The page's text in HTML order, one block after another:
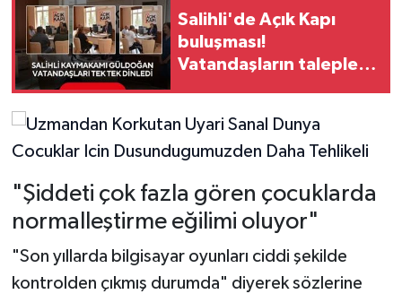
Salihli'de Açık Kapı
buluşması!
Vatandaşların talepleri
"Şiddeti çok fazla gören çocuklarda
normalleştirme eğilimi oluyor"
"Son yıllarda bilgisayar oyunları ciddi şekilde
kontrolden çıkmış durumda" diyerek sözlerine